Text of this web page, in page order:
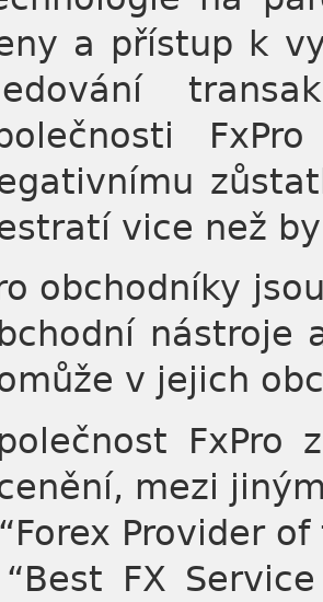
a přístup k
vice než
obchodníky
nástroje
v jejich
FxPro
mezi
Provider
FX